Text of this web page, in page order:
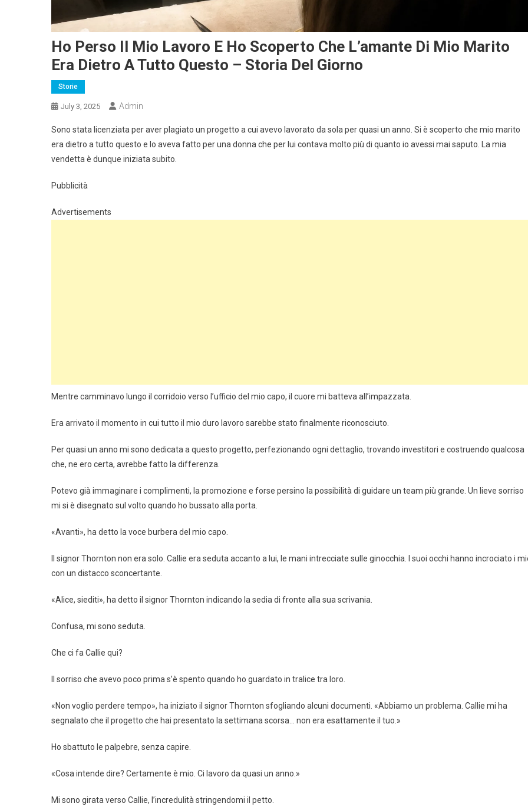
Ho Perso Il Mio Lavoro E Ho Scoperto Che L’amante Di Mio Marito
Era Dietro A Tutto Questo – Storia Del Giorno
Storie
July 3, 2025 Admin
Sono stata licenziata per aver plagiato un progetto a cui avevo lavorato da sola per quasi un anno. Si è scoperto che mio marito
era dietro a tutto questo e lo aveva fatto per una donna che per lui contava molto più di quanto io avessi mai saputo. La mia
vendetta è dunque iniziata subito.
Pubblicità
Advertisements
Mentre camminavo lungo il corridoio verso l’ufficio del mio capo, il cuore mi batteva all’impazzata.
Era arrivato il momento in cui tutto il mio duro lavoro sarebbe stato finalmente riconosciuto.
Per quasi un anno mi sono dedicata a questo progetto, perfezionando ogni dettaglio, trovando investitori e costruendo qualcosa
che, ne ero certa, avrebbe fatto la differenza.
Potevo già immaginare i complimenti, la promozione e forse persino la possibilità di guidare un team più grande. Un lieve sorriso
mi si è disegnato sul volto quando ho bussato alla porta.
«Avanti», ha detto la voce burbera del mio capo.
Il signor Thornton non era solo. Callie era seduta accanto a lui, le mani intrecciate sulle ginocchia. I suoi occhi hanno incrociato i
con un distacco sconcertante.
«Alice, siediti», ha detto il signor Thornton indicando la sedia di fronte alla sua scrivania.
Confusa, mi sono seduta.
Che ci fa Callie qui?
Il sorriso che avevo poco prima s’è spento quando ho guardato in tralice tra loro.
«Non voglio perdere tempo», ha iniziato il signor Thornton sfogliando alcuni documenti. «Abbiamo un problema. Callie mi ha
segnalato che il progetto che hai presentato la settimana scorsa… non era esattamente il tuo.»
Ho sbattuto le palpebre, senza capire.
«Cosa intende dire? Certamente è mio. Ci lavoro da quasi un anno.»
Mi sono girata verso Callie, l’incredulità stringendomi il petto.